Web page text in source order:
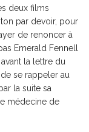
deux films
par devoir, pour
de renoncer à
Emerald Fennell
la lettre du
se rappeler au
la suite sa
médecine de